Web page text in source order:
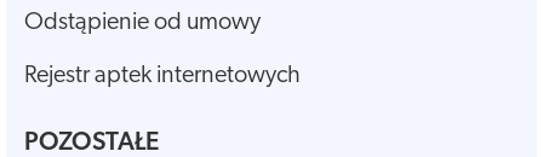
Odstąpienie od umowy
Rejestr aptek internetowych
POZOSTAŁE